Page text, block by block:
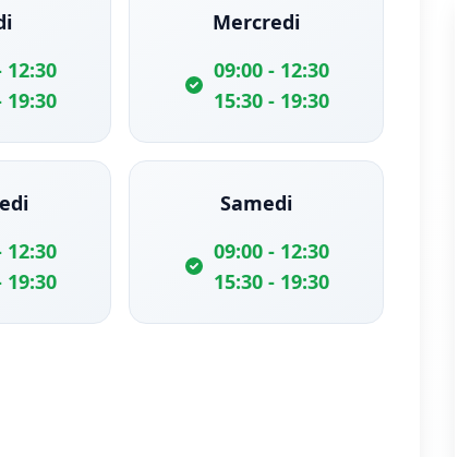
12:30
19:30
Mercredi
09:00 - 12:30
15:30 - 19:30
12:30
19:30
Samedi
09:00 - 12:30
15:30 - 19:30